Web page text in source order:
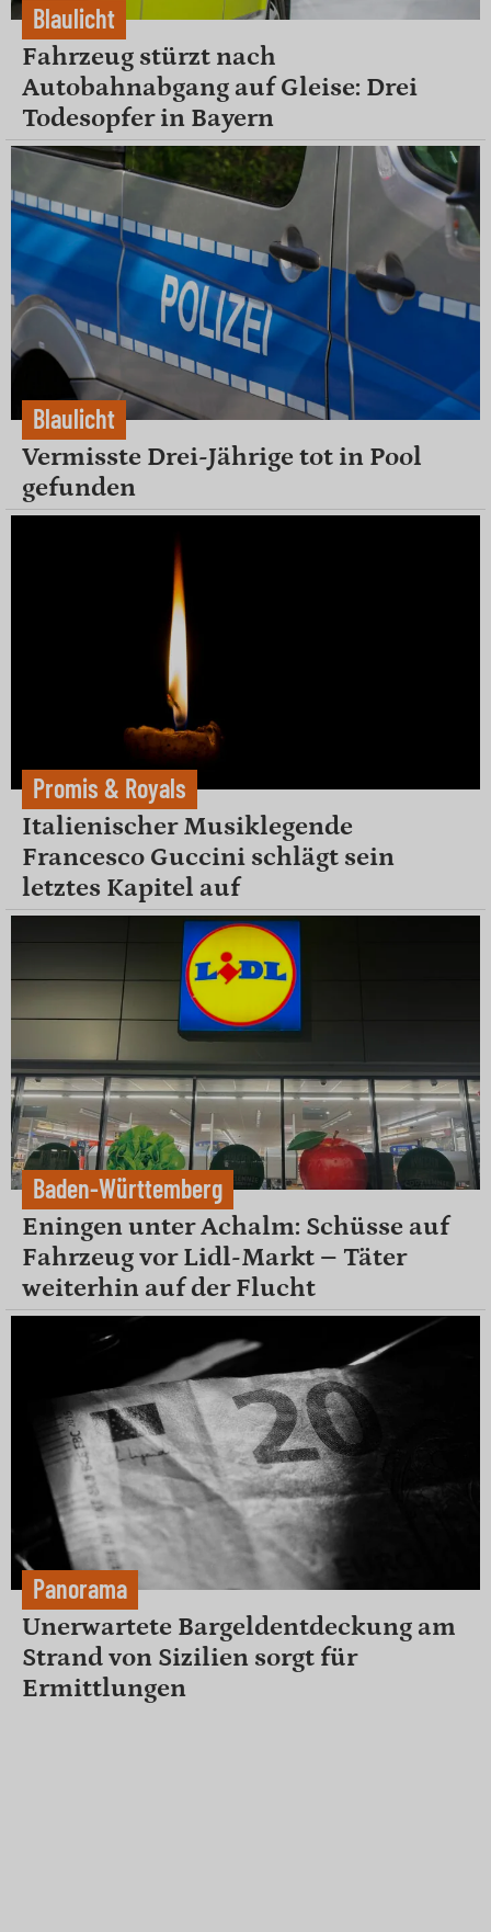
Blaulicht
Fahrzeug stürzt nach
Autobahnabgang auf Gleise: Drei
Todesopfer in Bayern
Blaulicht
Vermisste Drei-Jährige tot in Pool
gefunden
Promis & Royals
Italienischer Musiklegende
Francesco Guccini schlägt sein
letztes Kapitel auf
Baden-Württemberg
Eningen unter Achalm: Schüsse auf
Fahrzeug vor Lidl-Markt – Täter
weiterhin auf der Flucht
Panorama
Unerwartete Bargeldentdeckung am
Strand von Sizilien sorgt für
Ermittlungen